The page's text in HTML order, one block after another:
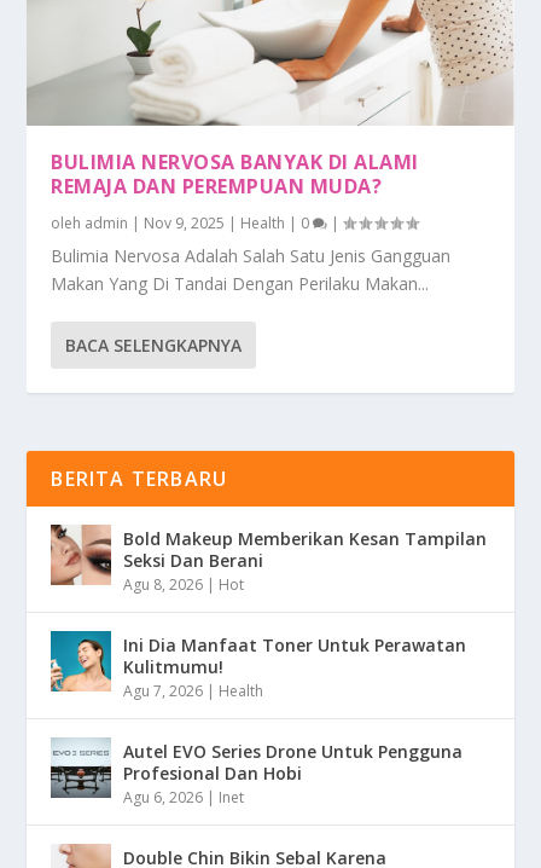
BULIMIA NERVOSA BANYAK DI ALAMI
REMAJA DAN PEREMPUAN MUDA?
oleh admin | Nov 9, 2025 | Health | 0 |
Bulimia Nervosa Adalah Salah Satu Jenis Gangguan
Makan Yang Di Tandai Dengan Perilaku Makan...
BACA SELENGKAPNYA
BERITA TERBARU
Bold Makeup Memberikan Kesan Tampilan
Seksi Dan Berani
Agu 8, 2026 | Hot
Ini Dia Manfaat Toner Untuk Perawatan
Kulitmumu!
Agu 7, 2026 | Health
Autel EVO Series Drone Untuk Pengguna
Profesional Dan Hobi
Agu 6, 2026 | Inet
Double Chin Bikin Sebal Karena